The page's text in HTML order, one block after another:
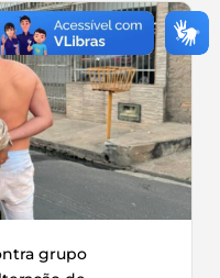
grupo